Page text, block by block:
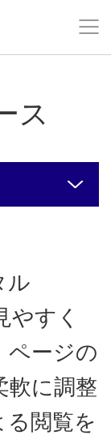
ス
ル
やすく
ページの
軟に調整
る閲覧を